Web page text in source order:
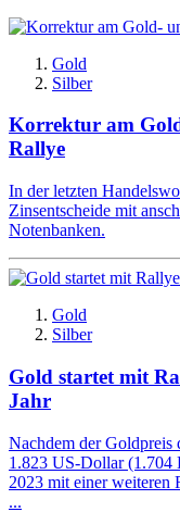
Gold
Silber
Korrektur am
Rallye
In der letzten
Zinsentscheide mit
Notenbanken.
Gold
Silber
Gold startet mit
Jahr
Nachdem der Goldpreis
1.823 US-Dollar (1.704
2023 mit einer weiteren
...